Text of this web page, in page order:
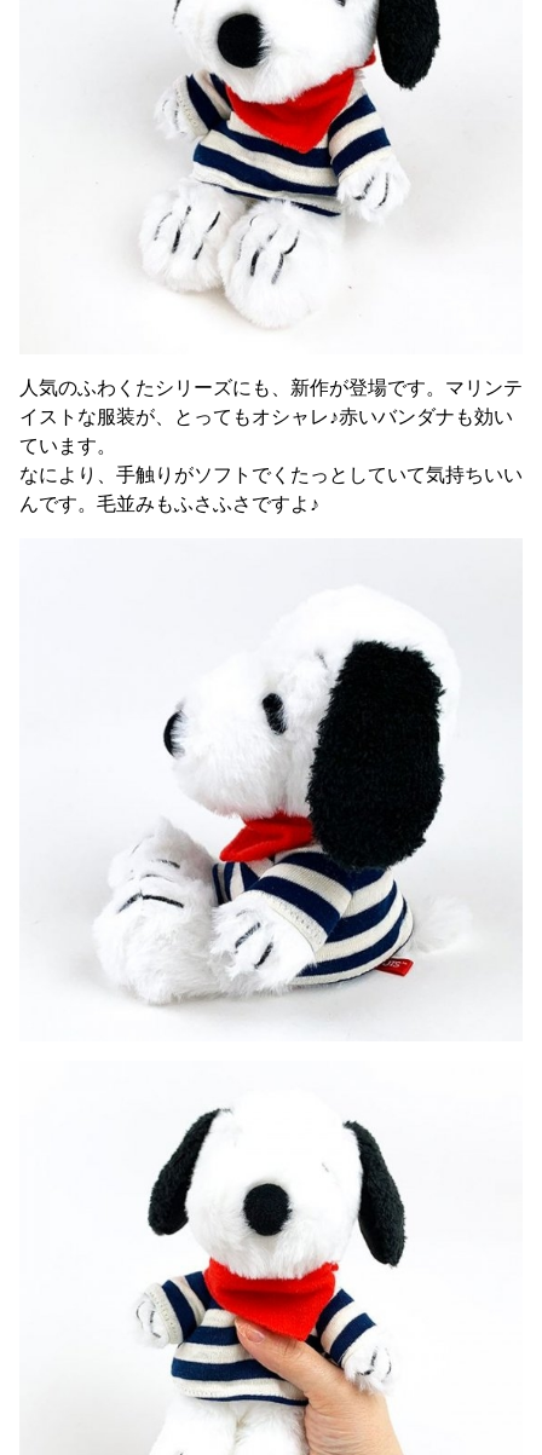
人気のふわくたシリーズにも、新作が登場です。マリンテ
イストな服装が、とってもオシャレ♪赤いバンダナも効い
ています。
なにより、手触りがソフトでくたっとしていて気持ちいい
んです。毛並みもふさふさですよ♪